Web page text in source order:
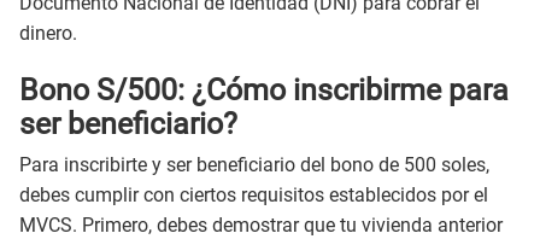
dinero.
Bono S/500: ¿Cómo inscribirme para
ser beneficiario?
Para inscribirte y ser beneficiario del bono de 500 soles,
debes cumplir con ciertos requisitos establecidos por el
MVCS. Primero, debes demostrar que tu vivienda anterior